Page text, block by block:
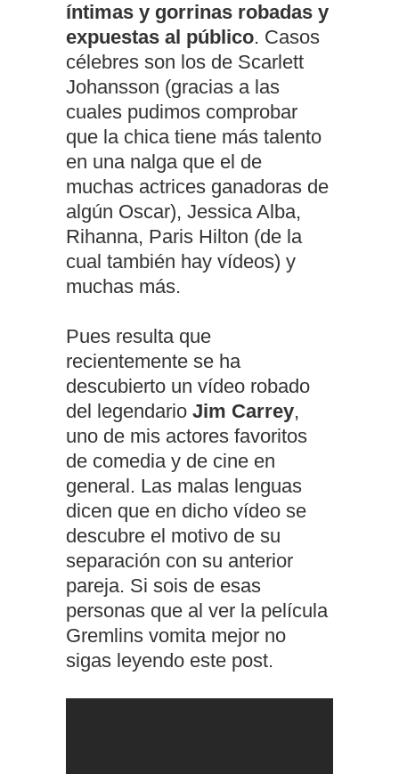
íntimas y gorrinas robadas y
expuestas al público. Casos
célebres son los de Scarlett
Johansson (gracias a las
cuales pudimos comprobar
que la chica tiene más talento
en una nalga que el de
muchas actrices ganadoras de
algún Oscar), Jessica Alba,
Rihanna, Paris Hilton (de la
cual también hay vídeos) y
muchas más.
Pues resulta que
recientemente se ha
descubierto un vídeo robado
del legendario Jim Carrey,
uno de mis actores favoritos
de comedia y de cine en
general. Las malas lenguas
dicen que en dicho vídeo se
descubre el motivo de su
separación con su anterior
pareja. Si sois de esas
personas que al ver la película
Gremlins vomita mejor no
sigas leyendo este post.